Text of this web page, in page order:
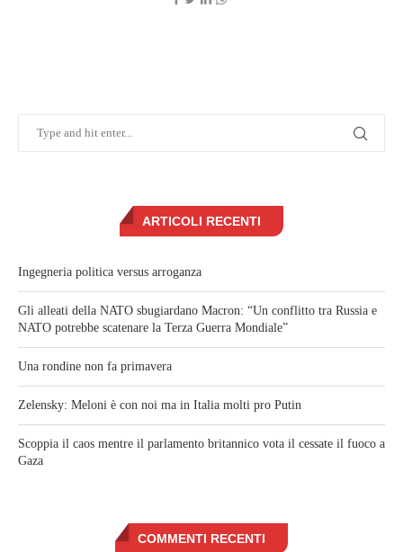
ARTICOLI RECENTI
Ingegneria politica versus arroganza
Gli alleati della NATO sbugiardano Macron: “Un conflitto tra Russia e
NATO potrebbe scatenare la Terza Guerra Mondiale”
Una rondine non fa primavera
Zelensky: Meloni è con noi ma in Italia molti pro Putin
Scoppia il caos mentre il parlamento britannico vota il cessate il fuoco a
Gaza
COMMENTI RECENTI